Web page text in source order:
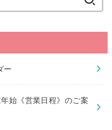
索:
ー
始《営業日程》のご案